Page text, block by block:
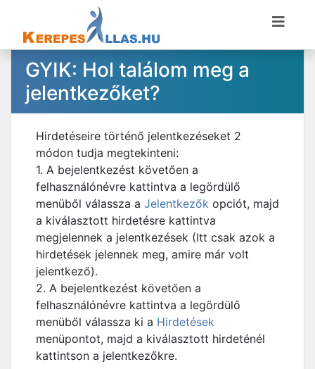
GYIK: Hol találom meg a
jelentkezőket?
Hirdetéseire történő jelentkezéseket 2
módon tudja megtekinteni:
1. A bejelentkezést követően a
felhasználónévre kattintva a legördülő
menüből válassza a Jelentkezők opciót, majd
a kiválasztott hirdetésre kattintva
megjelennek a jelentkezések (Itt csak azok a
hirdetések jelennek meg, amire már volt
jelentkező).
2. A bejelentkezést követően a
felhasználónévre kattintva a legördülő
menüből válassza ki a Hirdetések
menüpontot, majd a kiválasztott hirdeténél
kattintson a jelentkezőkre.